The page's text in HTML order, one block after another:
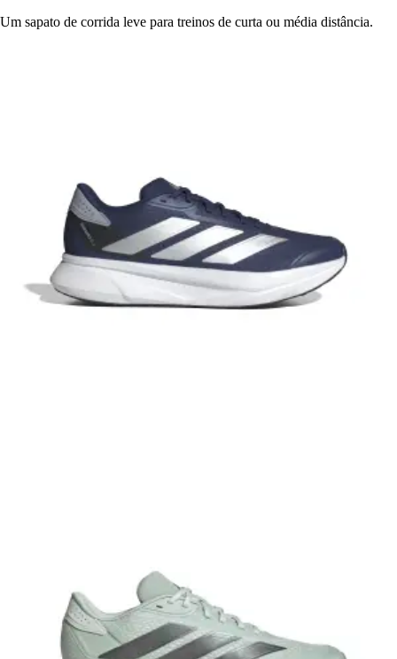
Um sapato de corrida leve para treinos de curta ou média distância.